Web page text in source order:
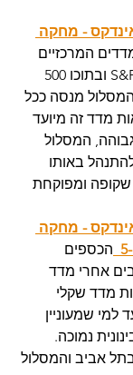
- מחקה
המרכזיים
המסלול מנסה ככל
מדד זה מיועד
המסלול
באותו
ומפוקחת
- מחקה
הכספים
אחרי מדד
מדד שקלי
למי שמעוניין
נמוכה.
אביב והמסלול